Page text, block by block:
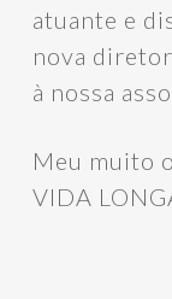
atuante e
nova
à nossa
Meu muito
VIDA